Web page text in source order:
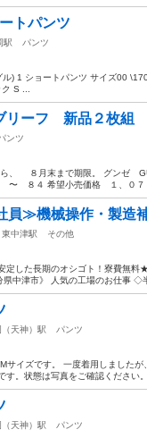
トパンツ
駅
パンツ
) 1 ショートパンツ サイズ00
S ...
リーフ 新品２枚組
ンツ
８月末まで期限。 グンゼ
４ 希望小売価格 １、０７８
員≫機械操作・製造
東中津駅 その他
定した長期のオシゴト！寮費無
中津市》 人気の工場のお仕事 ◇
天神）駅
パンツ
サイズです。 一度着用しました
す。状態は写真をご確認ください
天神）駅
パンツ